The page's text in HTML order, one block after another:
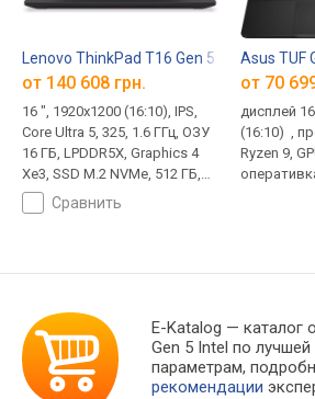
Lenovo ThinkPad T16 Gen 5 Intel
от 140 608 грн.
16 ", 1920x1200 (16:10), IPS,
Core Ultra 5, 325, 1.6 ГГц, ОЗУ
16 ГБ, LPDDR5X, Graphics 4
Xe3, SSD M.2 NVMe, 512 ГБ,
Win 11 Pro, USB-A 5Gbps,
USB-C 40G (USB4),
3D сканер лица, 1.7 кг
сравнить
Asus TUF
от 70
дисплей
(16:10) ,
Ryzen 9,
E-Katalog — каталог
Gen 5 Intel по
параметрам,
рекомендации